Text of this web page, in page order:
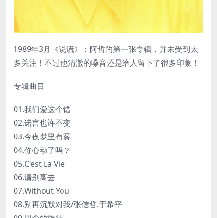
1989年3月《说谎》：阿哲的第一张专辑，并未受到太
多关注！不过他清澈的嗓音还是给人留下了很多印象！
专辑曲目
01.我们爱这个错
02.诺言也许不变
03.今夜梦里有雾
04.你心动了吗？
05.C'est La Vie
06.请别离去
07.Without You
08.别再沉默对我/张信哲.于希平